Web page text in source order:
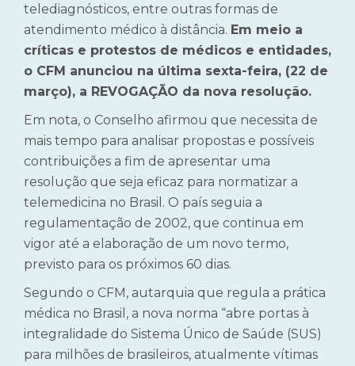
telediagnósticos, entre outras formas de
atendimento médico à distância. Em meio a
críticas e protestos de médicos e entidades,
o CFM anunciou na última sexta-feira, (22 de
março), a REVOGAÇÃO da nova resolução.
Em nota, o Conselho afirmou que necessita de
mais tempo para analisar propostas e possíveis
contribuições a fim de apresentar uma
resolução que seja eficaz para normatizar a
telemedicina no Brasil. O país seguia a
regulamentação de 2002, que continua em
vigor até a elaboração de um novo termo,
previsto para os próximos 60 dias.
Segundo o CFM, autarquia que regula a prática
médica no Brasil, a nova norma “abre portas à
integralidade do Sistema Único de Saúde (SUS)
para milhões de brasileiros, atualmente vítimas